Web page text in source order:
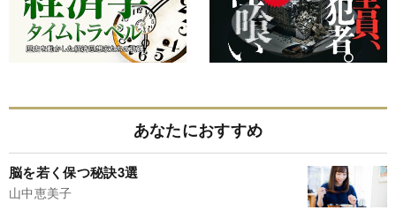
あなたにおすすめ
脳を若く保つ秘訣3選
山中恵美子